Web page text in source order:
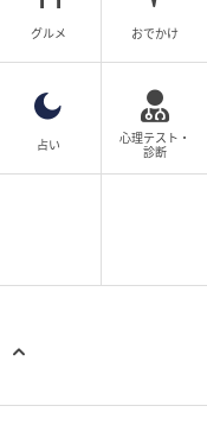
グルメ おでかけ
占い
心理テスト・
診断